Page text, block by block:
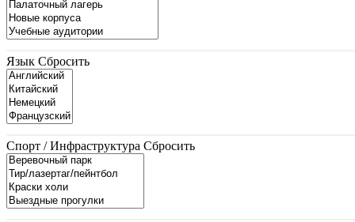
Язык Сбросить
Спорт / Инфраструктура Сбросить